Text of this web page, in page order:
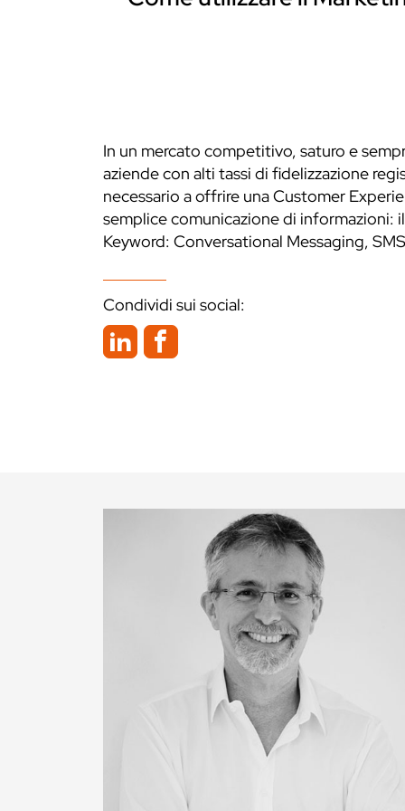
In un mercato competitivo, saturo e
aziende con alti tassi di fidelizzazione
necessario a offrire una Customer
semplice comunicazione di informazioni:
Keyword: Conversational Messaging,
Condividi sui social: